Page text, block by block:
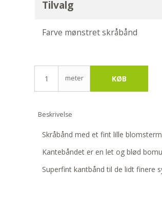
Tilvalg
Farve mønstret skråbånd
meter KØB
Beskrivelse
Skråbånd med et fint lille
Kantebåndet er en let og blød
Superfint kantbånd til de lidt finere